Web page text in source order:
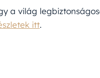
a világ
itt.